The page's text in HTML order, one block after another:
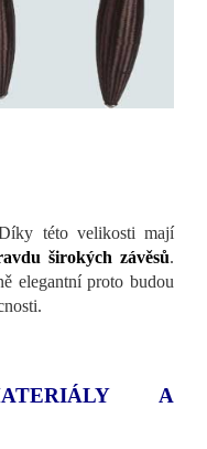
této velikosti mají
širokých závěsů.
elegantní proto budou
A